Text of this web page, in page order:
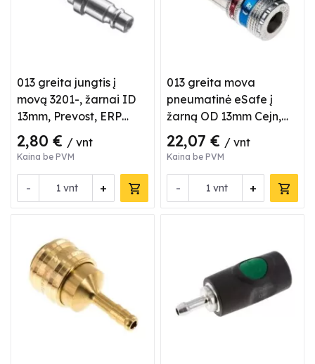
013 greita jungtis į
movą 3201-, žarnai ID
13mm, Prevost, ERP
076813
2,80 € / vnt
Kaina be PVM
- +
vnt
013 greita mova
pneumatinė eSafe į
žarną OD 13mm Cejn,
3202005
22,07 € / vnt
Kaina be PVM
- +
vnt